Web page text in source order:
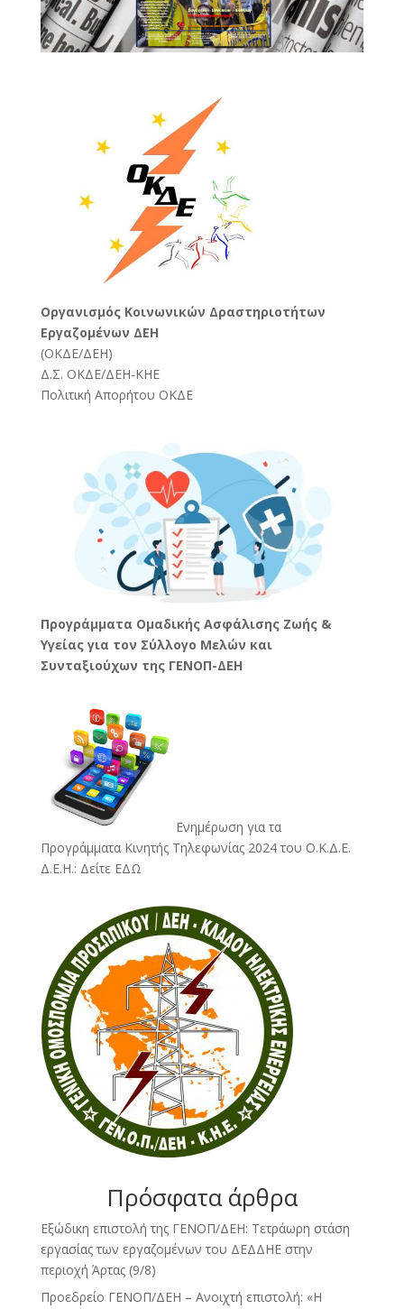
Oργανισμός Κοινωνικών Δραστηριοτήτων
Εργαζομένων ΔΕΗ
(ΟΚΔΕ/ΔΕΗ)
Δ.Σ. ΟΚΔΕ/ΔΕΗ-ΚΗΕ
Πολιτική Απορήτου ΟΚΔΕ
Προγράμματα Ομαδικής Ασφάλισης Ζωής &
Υγείας για τον Σύλλογο Μελών και
Συνταξιούχων της ΓΕΝΟΠ-ΔΕΗ
Ενημέρωση για τα
Προγράμματα Κινητής Τηλεφωνίας 2024 του Ο.Κ.Δ.Ε.
Δ.Ε.Η.: Δείτε ΕΔΩ
Πρόσφατα άρθρα
Εξώδικη επιστολή της ΓΕΝΟΠ/ΔΕΗ: Τετράωρη στάση
εργασίας των εργαζομένων του ΔΕΔΔΗΕ στην
περιοχή Άρτας (9/8)
Προεδρείο ΓΕΝΟΠ/ΔΕΗ – Ανοιχτή επιστολή: «Η